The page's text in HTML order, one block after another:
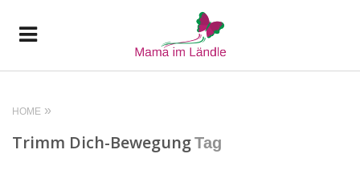
HOME
Trimm Dich-BewegungTag